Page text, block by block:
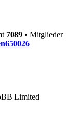
7089 • Mitglieder
Limited